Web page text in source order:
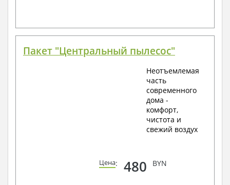
Пакет "Центральный пылесос"
Неотъемлемая
часть
современного
дома -
комфорт,
чистота и
свежий воздух
Цена: 480 BYN